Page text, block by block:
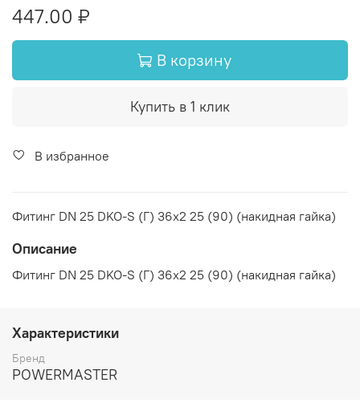
447.00 ₽
В корзину
Купить в 1 клик
В избранное
Фитинг DN 25 DKO-S (Г) 36x2 25 (90) (накидная гайка)
Описание
Фитинг DN 25 DKO-S (Г) 36x2 25 (90) (накидная гайка)
Характеристики
Бренд
POWERMASTER